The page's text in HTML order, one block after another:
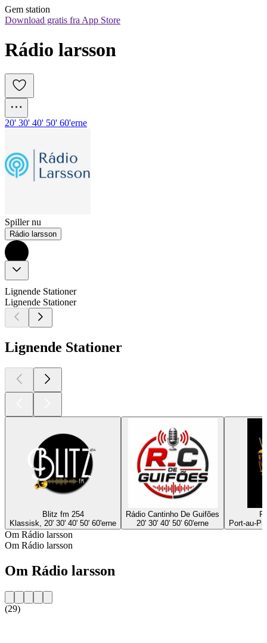
Gem station
Download gratis fra App Store
Rádio larsson
20' 30' 40' 50' 60'erne
Spiller nu
Rádio larsson
Lignende Stationer
Lignende Stationer
Lignende Stationer
Blitz fm 254
Klassisk, 20' 30' 40' 50' 60'erne
Rádio Cantinho De Guifões
20' 30' 40' 50' 60'erne
Port-au-
Om Rádio larsson
Om Rádio larsson
Om Rádio larsson
(29)